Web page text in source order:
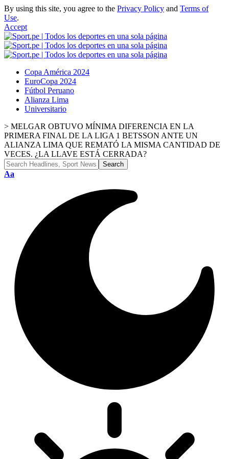
By using this site, you agree to the Privacy Policy and Terms of
Use.
Accept
Copa América 2024
EuroCopa 2024
Fútbol Peruano
Alianza Lima
Universitario
> MELGAR OBTUVO MÍNIMA DIFERENCIA EN LA
PRIMERA FINAL DE LA LIGA 1 BETSSON ANTE UN
ALIANZA LIMA QUE REMATÓ LA MISMA CANTIDAD DE
VECES. ¿LA LLAVE ESTÁ CERRADA?
Aa